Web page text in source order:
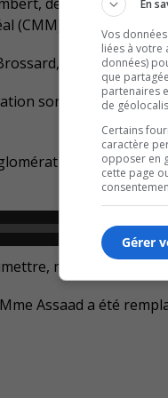
(CMM).
Doreen
sont Sylvie
de
mais n’a pas
Assaad a été
En
Vos
liées à votre
données)
que
partenaires
de
Certains
caractère
opposer en
cette page
Gérer